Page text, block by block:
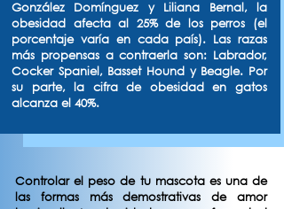
González Domínguez y Liliana Bernal, la
obesidad afecta al 25% de los perros (el
porcentaje varía en cada país). Las razas
más propensas a contraerla son: Labrador,
Cocker Spaniel, Basset Hound y Beagle. Por
su parte, la cifra de obesidad en gatos
alcanza el 40%.
Controlar el peso de tu mascota es una de
las formas más demostrativas de amor